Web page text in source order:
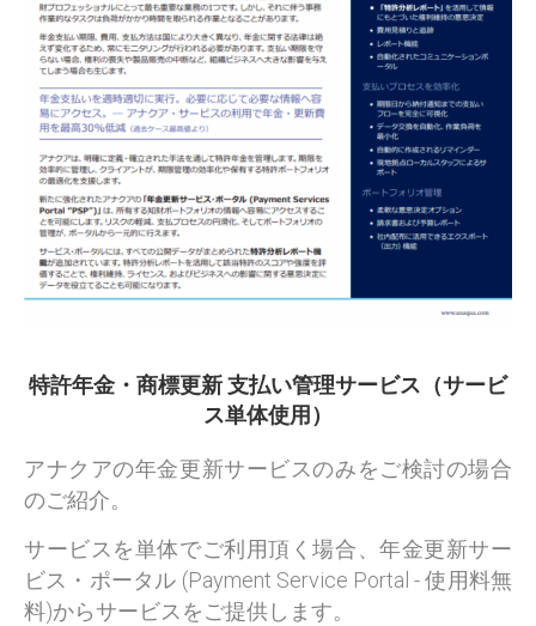
特許年金・商標更新 支払い管理サービス（サービ
ス単体使用）
アナクアの年金更新サービスのみをご検討の場合
のご紹介。
サービスを単体でご利用頂く場合、年金更新サー
ビス・ポータル (Payment Service Portal - 使用料無
料)からサービスをご提供します。